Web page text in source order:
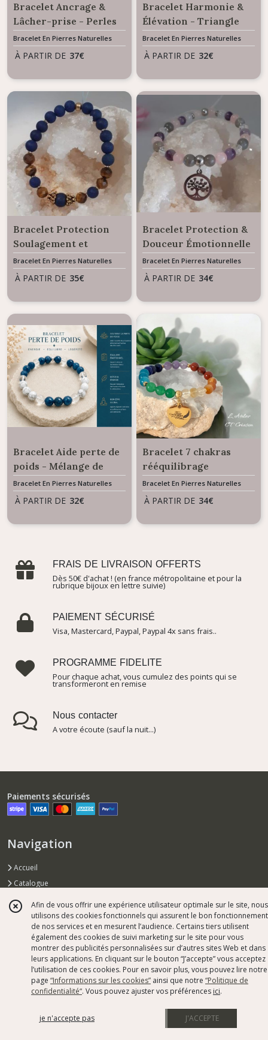
Bracelet Ancrage &
Lâcher-prise - Perles
Agate Veines De
Dragon
Bracelet En Pierres Naturelles
À PARTIR DE 37€
Bracelet Harmonie &
Élévation - Triangle
d'Or mélange de
pierres naturelles
Bracelet En Pierres Naturelles
À PARTIR DE 32€
Bracelet Protection
Soulagement et
confiance en soi -
Mélange de perles en
Tigre
Bracelet En Pierres Naturelles
À PARTIR DE 35€
Bracelet Protection &
Douceur Émotionnelle
- Mélange de pierres
Labradorite Quartz
de Roche
Bracelet En Pierres Naturelles
À PARTIR DE 34€
Bracelet Aide perte de
poids - Mélange de
perles Apatite Howlite
et Cristal de Roche
Bracelet En Pierres Naturelles
À PARTIR DE 32€
Bracelet 7 chakras
rééquilibrage
énergétique - Mélange
de pierres naturelles
Bracelet En Pierres Naturelles
À PARTIR DE 34€
FRAIS DE LIVRAISON OFFERTS
Dès 50€ d'achat ! (en france métropolitaine et pour la
rubrique bijoux en lettre suivie)
PAIEMENT SÉCURISÉ
Visa, Mastercard, Paypal, Paypal 4x sans frais..
PROGRAMME FIDELITE
Pour chaque achat, vous cumulez des points qui se
transformeront en remise
Nous contacter
A votre écoute (sauf la nuit...)
Paiements sécurisés
Navigation
Accueil
Catalogue
Contact
Qui sommes nous ?
Conditions générales de vente
Mentions légales
Ce site est édité par Atelier Christel TRANCHANT.
SIREN : 812697365
Hébergement via eProShopping
Afin de vous offrir une expérience utilisateur optimale sur le site, nous
utilisons des cookies fonctionnels qui assurent le bon fonctionnement
de nos services et en mesurent l’audience. Certains tiers utilisent
également des cookies de suivi marketing sur le site pour vous
montrer des publicités personnalisées sur d’autres sites Web et dans
leurs applications. En cliquant sur le bouton “J’accepte” vous acceptez
l’utilisation de ces cookies. Pour en savoir plus, vous pouvez lire notre
page “Informations sur les cookies” ainsi que notre “Politique de
confidentialité“. Vous pouvez ajuster vos préférences ici.
je n'accepte pas J'ACCEPTE